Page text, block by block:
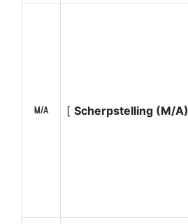
X [ Scherpstelling (M/A)